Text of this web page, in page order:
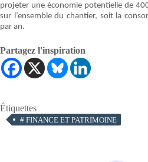
projeter une économie potentielle de
sur l’ensemble du chantier, soit la
par an.
Partagez l'inspiration
Étiquettes
# FINANCE ET PATRIMOINE